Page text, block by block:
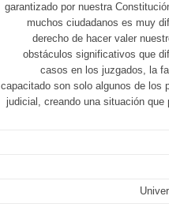
garantizado por nuestra
muchos ciudadanos es muy
derecho de hacer valer
obstáculos significativos que
casos en los juzgados, la
capacitado son solo algunos de los
judicial, creando una situación